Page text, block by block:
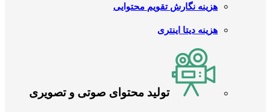
هزینه نگارش تقویم محتوایی
هزینه دیتا اینتری
تولید محتوای صوتی و تصویری